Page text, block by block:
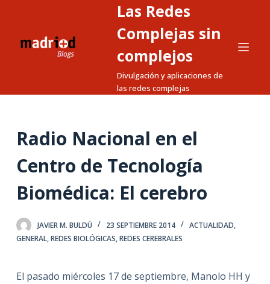
r
n
n
Las Redes
Complejas sin
complejos
Divulgación y aplicaciones de
las redes complejas
Radio Nacional en el
Centro de Tecnología
Biomédica: El cerebro
JAVIER M. BULDÚ 23 SEPTIEMBRE 2014 ACTUALIDAD,
GENERAL,REDES BIOLÓGICAS,REDES CEREBRALES
El pasado miércoles 17 de septiembre, Manolo HH y